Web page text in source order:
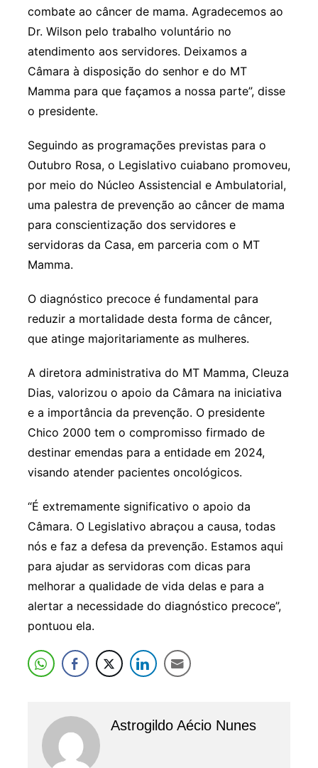
combate ao câncer de mama. Agradecemos ao
Dr. Wilson pelo trabalho voluntário no
atendimento aos servidores. Deixamos a
Câmara à disposição do senhor e do MT
Mamma para que façamos a nossa parte”, disse
o presidente.
Seguindo as programações previstas para o
Outubro Rosa, o Legislativo cuiabano promoveu,
por meio do Núcleo Assistencial e Ambulatorial,
uma palestra de prevenção ao câncer de mama
para conscientização dos servidores e
servidoras da Casa, em parceria com o MT
Mamma.
O diagnóstico precoce é fundamental para
reduzir a mortalidade desta forma de câncer,
que atinge majoritariamente as mulheres.
A diretora administrativa do MT Mamma, Cleuza
Dias, valorizou o apoio da Câmara na iniciativa
e a importância da prevenção. O presidente
Chico 2000 tem o compromisso firmado de
destinar emendas para a entidade em 2024,
visando atender pacientes oncológicos.
“É extremamente significativo o apoio da
Câmara. O Legislativo abraçou a causa, todas
nós e faz a defesa da prevenção. Estamos aqui
para ajudar as servidoras com dicas para
melhorar a qualidade de vida delas e para a
alertar a necessidade do diagnóstico precoce”,
pontuou ela.
Astrogildo Aécio Nunes